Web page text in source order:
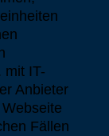
mit IT-
Anbieter
Fällen